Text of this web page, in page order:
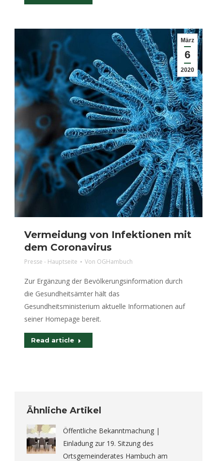
März
6
2020
Vermeidung von Infektionen mit
dem Coronavirus
Presse - Hauptseite Von OGHambuch
Zur Ergänzung der Bevölkerungsinformation durch
die Gesundheitsämter hält das
Gesundheitsministerium aktuelle Informationen auf
seiner Homepage bereit.
Read article
Ähnliche Artikel
Öffentliche Bekanntmachung |
Einladung zur 19. Sitzung des
Ortsgemeinderates Hambuch am